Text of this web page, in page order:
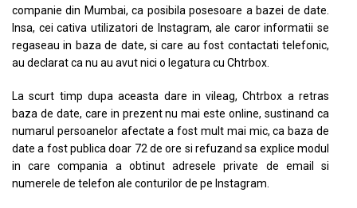
companie din Mumbai, ca posibila posesoare a bazei de date.
Insa, cei cativa utilizatori de Instagram, ale caror informatii se
regaseau in baza de date, si care au fost contactati telefonic,
au declarat ca nu au avut nici o legatura cu Chtrbox.
La scurt timp dupa aceasta dare in vileag, Chtrbox a retras
baza de date, care in prezent nu mai este online, sustinand ca
numarul persoanelor afectate a fost mult mai mic, ca baza de
date a fost publica doar 72 de ore si refuzand sa explice modul
in care compania a obtinut adresele private de email si
numerele de telefon ale conturilor de pe Instagram.